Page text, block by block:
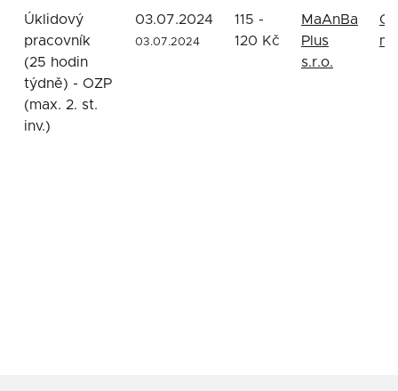
Úklidový
pracovník
(25 hodin
týdně) - OZP
(max. 2. st.
inv.)
03.07.2024
03.07.2024
115 -
120 Kč
MaAnBa
Plus
s.r.o.